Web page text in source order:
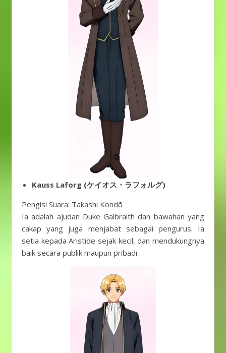
Kauss Laforg (ケイオス・ラフォルグ)
Pengisi Suara: Takashi Kondō
Ia adalah ajudan Duke Galbraith dan bawahan yang
cakap yang juga menjabat sebagai pengurus. Ia
setia kepada Aristide sejak kecil, dan mendukungnya
baik secara publik maupun pribadi.